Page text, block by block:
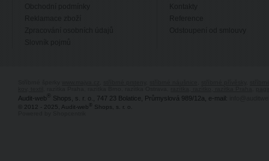
Audit-web Shops, s. r. o., 747 23 Bolatice, Průmyslová 989/12a, e-mail:
© 2012 - 2025, Audit-web
Shops, s. r. o.